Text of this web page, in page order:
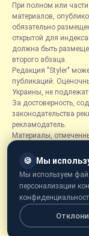
При полном или
материалов,
обязательно
открытой для
должна быть
второго абзаца.
Редакция "Styler"
публикаций.
Украины, не
За достоверность,
законодательства
рекламодатель.
Материалы,
размещаются на
Рубрика «Новости
содержащим
деятельностью
предоставленной
ответственности за
Онлайн-медиа
🍪 Мы
Мы используем
персонализации